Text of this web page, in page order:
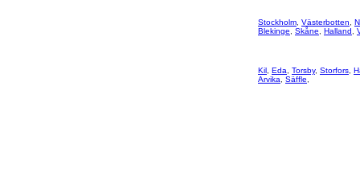
Stockholm Västerbotten
Blekinge
Skåne Halland
Kil Eda Torsby, Storfors
Arvika
Säffle